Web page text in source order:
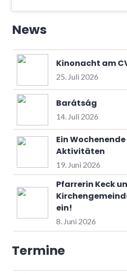
News
Kinonacht am
25. Juli 2026
Barátság
14. Juli 2026
Ein
Aktivitäten
19. Juni 2026
Pfarrerin Keck
ein!
8. Juni 2026
Termine